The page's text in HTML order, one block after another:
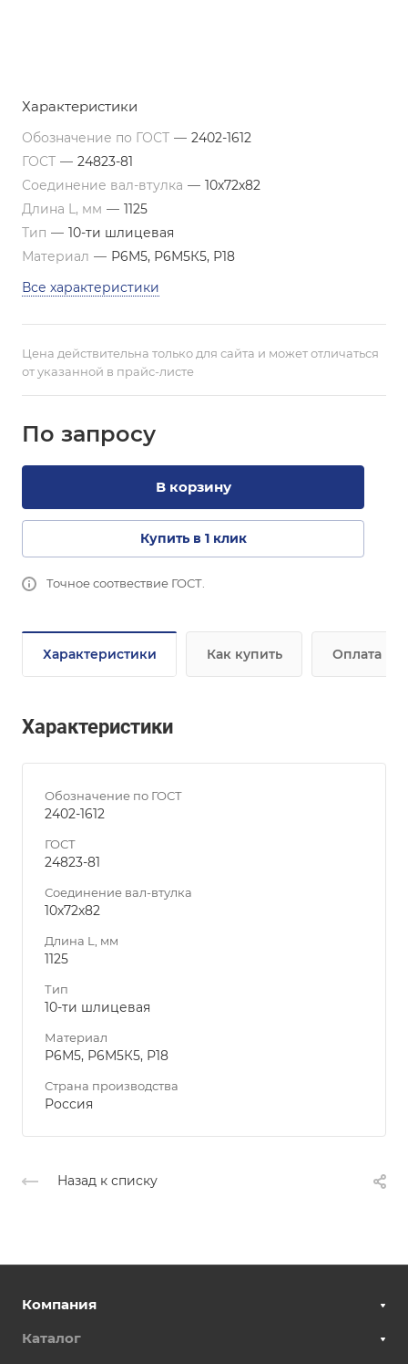
Характеристики
Обозначение по ГОСТ — 2402-1612
ГОСТ — 24823-81
Соединение вал-втулка — 10х72х82
Длина L, мм — 1125
Тип — 10-ти шлицевая
Материал — Р6М5, Р6М5К5, Р18
Все характеристики
Цена действительна только для сайта и может отличаться
от указанной в прайс-листе
По запросу
В корзину
Купить в 1 клик
Точное соотвествие ГОСТ.
Характеристики Как купить Оплата
Характеристики
Обозначение по ГОСТ
2402-1612
ГОСТ
24823-81
Соединение вал-втулка
10х72х82
Длина L, мм
1125
Тип
10-ти шлицевая
Материал
Р6М5, Р6М5К5, Р18
Страна производства
Россия
Назад к списку
Компания
Каталог